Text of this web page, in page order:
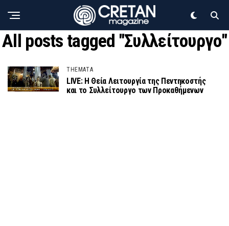
All posts tagged "Συλλείτουργο"
THEMATA
LIVE: Η Θεία Λειτουργία της Πεντηκοστής
και το Συλλείτουργο των Προκαθήμενων